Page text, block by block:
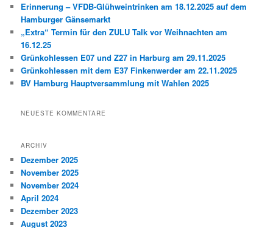
n
Erinnerung – VFDB-Glühweintrinken am 18.12.2025 auf dem
Hamburger Gänsemarkt
„Extra“ Termin für den ZULU Talk vor Weihnachten am
16.12.25
Grünkohlessen E07 und Z27 in Harburg am 29.11.2025
Grünkohlessen mit dem E37 Finkenwerder am 22.11.2025
BV Hamburg Hauptversammlung mit Wahlen 2025
NEUESTE KOMMENTARE
ARCHIV
Dezember 2025
November 2025
November 2024
April 2024
Dezember 2023
August 2023